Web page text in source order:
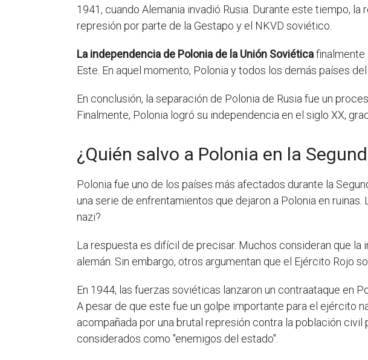
1941, cuando Alemania invadió Rusia. Durante este tiempo,
represión por parte de la Gestapo y el NKVD soviético.
La independencia de Polonia de la Unión Soviéticafinalmente
Este. En aquel momento, Polonia y todos los demás países
En conclusión, la separación de Polonia de Rusia fue un
Finalmente, Polonia logró su independencia en el siglo XX,
¿Quién salvo a Polonia en la
Polonia fue uno de los países más afectados durante la
una serie de enfrentamientos que dejaron a Polonia en
nazi?
La respuesta es difícil de precisar. Muchos consideran que
alemán. Sin embargo, otros argumentan que el Ejército Rojo
En 1944, las fuerzas soviéticas lanzaron un contraataque en
A pesar de que este fue un golpe importante para el ejército
acompañada por una brutal represión contra la población
considerados como "enemigos del estado".